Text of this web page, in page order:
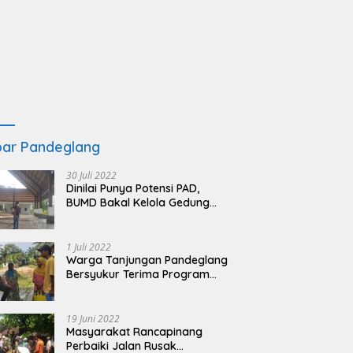
Pandeglang
30 Juli 2022
Dinilai Punya Potensi PAD,
BUMD Bakal Kelola Gedung
1 Juli 2022
Warga Tanjungan Pandeglang
Bersyukur Terima Program
19 Juni 2022
Masyarakat Rancapinang
Perbaiki Jalan Rusak